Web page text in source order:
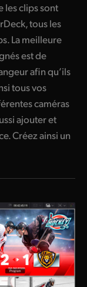
les clips sont
tous les
La meilleure
est de
afin qu’ils
tous vos
caméras
ajouter et
Créez ainsi un